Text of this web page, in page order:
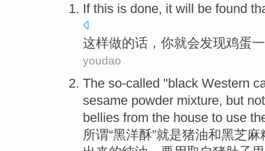
If this is done, it will be found
这样做的话 ，你就会发现鸡蛋
youdao
The so-called "black Western
sesame powder mixture, but not
bellies from the house to use
所谓“黑洋酥”就是猪油和黑芝麻